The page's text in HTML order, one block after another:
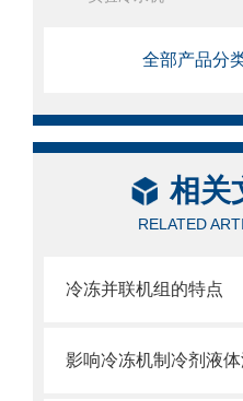
全部产品分
相关
RELATED
冷冻并联机组的特点
影响冷冻机制冷剂液